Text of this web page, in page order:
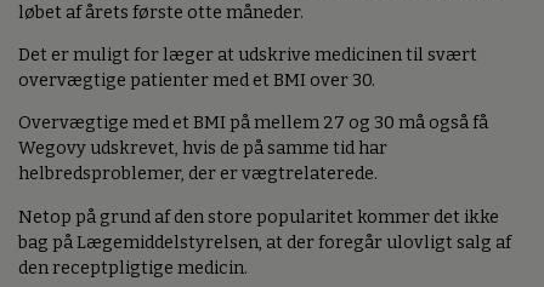
løbet af årets første otte måneder.
Det er muligt for læger at udskrive medicinen til svært
overvægtige patienter med et BMI over 30.
Overvægtige med et BMI på mellem 27 og 30 må også få
Wegovy udskrevet, hvis de på samme tid har
helbredsproblemer, der er vægtrelaterede.
Netop på grund af den store popularitet kommer det ikke
bag på Lægemiddelstyrelsen, at der foregår ulovligt salg af
den receptpligtige medicin.